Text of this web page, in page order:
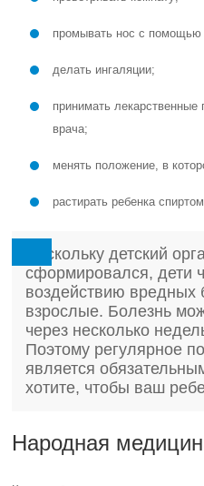
промывать нос с помощью
делать ингаляции;
принимать
врача;
менять положение, в
растирать ребенка
Поскольку детский
сформировался, дети
воздействию вредных
взрослые. Болезнь
через несколько
Поэтому регулярное
является
хотите, чтобы ваш
Народная